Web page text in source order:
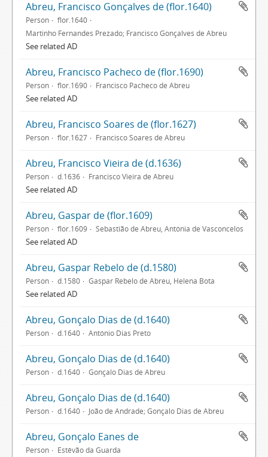
Abreu, Francisco Gonçalves de (flor.1640)
Person
flor.1640
Martinho Fernandes Prezado; Francisco Gonçalves de Abreu
See related AD
Abreu, Francisco Pacheco de (flor.1690)
Person flor.1690 Francisco Pacheco de Abreu
See related AD
Abreu, Francisco Soares de (flor.1627)
Person flor.1627 Francisco Soares de Abreu
Abreu, Francisco Vieira de (d.1636)
Person d.1636 Francisco Vieira de Abreu
See related AD
Abreu, Gaspar de (flor.1609)
Person flor.1609 Sebastião de Abreu, Antónia de Vasconcelos
See related AD
Abreu, Gaspar Rebelo de (d.1580)
Person d.1580 Gaspar Rebelo de Abreu, Helena Bota
See related AD
Abreu, Gonçalo Dias de (d.1640)
Person d.1640 António Dias Preto
Abreu, Gonçalo Dias de (d.1640)
Person d.1640 Gonçalo Dias de Abreu
Abreu, Gonçalo Dias de (d.1640)
Person d.1640 João de Andrade; Gonçalo Dias de Abreu
Abreu, Gonçalo Eanes de
Person Estêvão da Guarda